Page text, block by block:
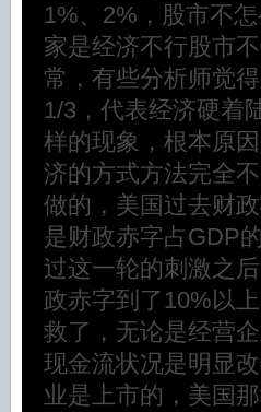
1%、2%，股市不
家是经济不行股市
常，有些分析师觉
1/3，代表经济硬着
样的现象，根本原
济的方式方法完全
做的，美国过去财
是财政赤字占GDP
过这一轮的刺激之
政赤字到了10%以
救了，无论是经营
现金流状况是明显
业是上市的，美国